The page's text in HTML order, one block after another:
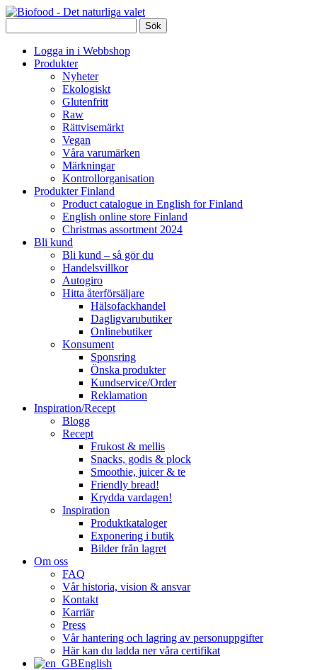
Logga in i Webbshop
Produkter
Nyheter
Ekologiskt
Glutenfritt
Raw
Rättvisemärkt
Vegan
Våra varumärken
Märkningar
Kontrollorganisation
Produkter Finland
Product catalogue in English for Finland
English online store Finland
Christmas assortment 2024
Bli kund
Bli kund – så gör du
Handelsvillkor
Autogiro
Hitta återförsäljare
Hälsofackhandel
Dagligvarubutiker
Onlinebutiker
Konsument
Sponsring
Önska produkter
Kundservice/Order
Reklamation
Inspiration/Recept
Blogg
Recept
Frukost & mellis
Snacks, godis & plock
Smoothie, juicer & te
Friendly bread!
Krydda vardagen!
Inspiration
Produktkataloger
Exponering i butik
Bilder från lagret
Om oss
FAQ
Vår historia, vision & ansvar
Kontakt
Karriär
Press
Vår hantering och lagring av personuppgifter
Här kan du ladda ner våra certifikat
English